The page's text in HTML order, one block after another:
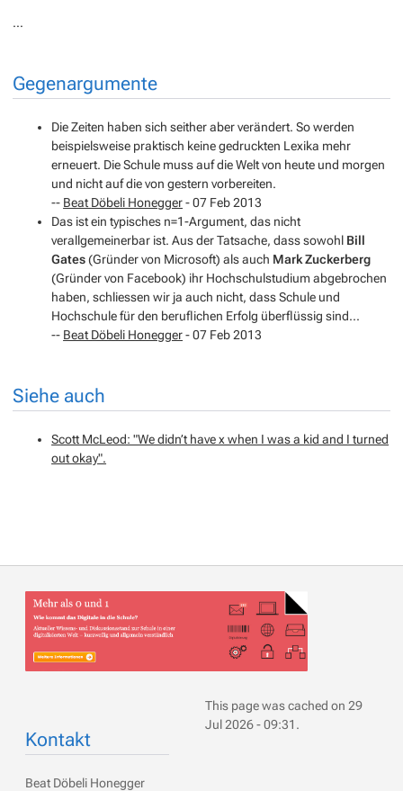
…
Gegenargumente
Die Zeiten haben sich seither aber verändert. So werden
beispielsweise praktisch keine gedruckten Lexika mehr
erneuert. Die Schule muss auf die Welt von heute und morgen
und nicht auf die von gestern vorbereiten.
-- Beat Döbeli Honegger- 07 Feb 2013
Das ist ein typisches n=1-Argument, das nicht
verallgemeinerbar ist. Aus der Tatsache, dass sowohl Bill
Gates(Gründer von Microsoft) als auch Mark Zuckerberg
(Gründer von Facebook) ihr Hochschulstudium abgebrochen
haben, schliessen wir ja auch nicht, dass Schule und
Hochschule für den beruflichen Erfolg überflüssig sind...
-- Beat Döbeli Honegger- 07 Feb 2013
Siehe auch
Scott McLeod: "We didn’t have x when I was a kid and I turned
out okay".
Kontakt
Beat Döbeli Honegger
This page was cached on 29
Jul 2026 - 09:31.